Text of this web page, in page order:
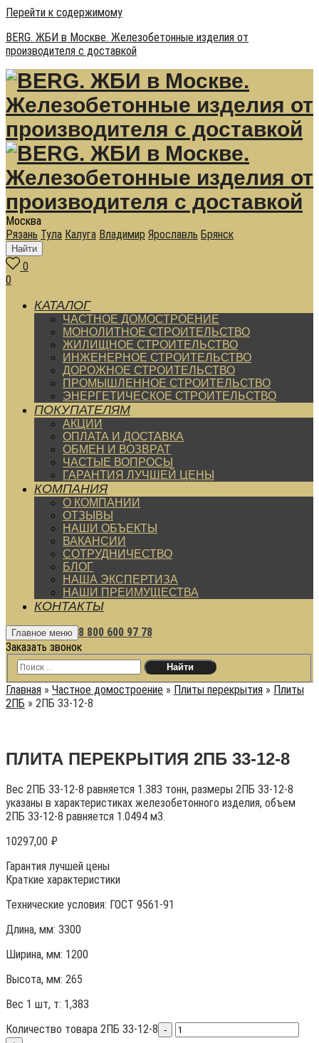
Перейти к содержимому
BERG. ЖБИ в Москве. Железобетонные изделия от
производителя с доставкой
Москва
Рязань Тула Калуга Владимир Ярославль Брянск
Найти
0
0
КАТАЛОГ
ЧАСТНОЕ ДОМОСТРОЕНИЕ
МОНОЛИТНОЕ СТРОИТЕЛЬСТВО
ЖИЛИЩНОЕ СТРОИТЕЛЬСТВО
ИНЖЕНЕРНОЕ СТРОИТЕЛЬСТВО
ДОРОЖНОЕ СТРОИТЕЛЬСТВО
ПРОМЫШЛЕННОЕ СТРОИТЕЛЬСТВО
ЭНЕРГЕТИЧЕСКОЕ СТРОИТЕЛЬСТВО
ПОКУПАТЕЛЯМ
АКЦИИ
ОПЛАТА И ДОСТАВКА
ОБМЕН И ВОЗВРАТ
ЧАСТЫЕ ВОПРОСЫ
ГАРАНТИЯ ЛУЧШЕЙ ЦЕНЫ
КОМПАНИЯ
О КОМПАНИИ
ОТЗЫВЫ
НАШИ ОБЪЕКТЫ
ВАКАНСИИ
СОТРУДНИЧЕСТВО
БЛОГ
НАША ЭКСПЕРТИЗА
НАШИ ПРЕИМУЩЕСТВА
КОНТАКТЫ
Главное меню 8 800 600 97 78
Заказать звонок
Главная » Частное домостроение » Плиты перекрытия » Плиты
2ПБ » 2ПБ 33-12-8
ПЛИТА ПЕРЕКРЫТИЯ 2ПБ 33-12-8
Вес 2ПБ 33-12-8 равняется 1.383 тонн, размеры 2ПБ 33-12-8
указаны в характеристиках железобетонного изделия, объем
2ПБ 33-12-8 равняется 1.0494 м3.
10297,00 ₽
Гарантия лучшей цены
Краткие характеристики
Технические условия: ГОСТ 9561-91
Длина, мм: 3300
Ширина, мм: 1200
Высота, мм: 265
Вес 1 шт, т: 1,383
Количество товара 2ПБ 33-12-8 -